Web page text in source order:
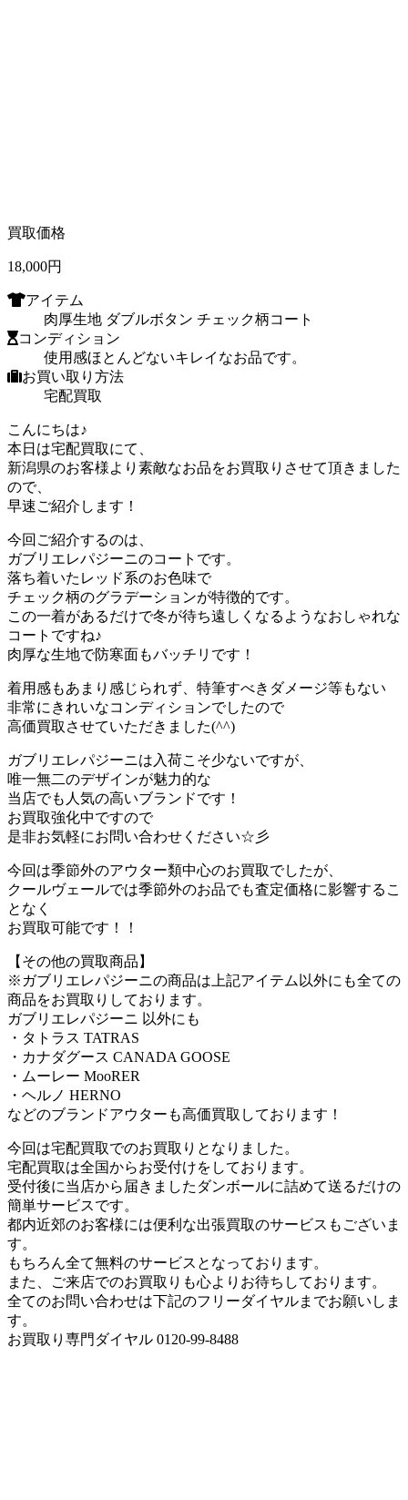
買取価格
18,000円
アイテム
肉厚生地 ダブルボタン チェック柄コート
コンディション
使用感ほとんどないキレイなお品です。
お買い取り方法
宅配買取
こんにちは♪
本日は宅配買取にて、
新潟県のお客様より素敵なお品をお買取りさせて頂きました
ので、
早速ご紹介します！
今回ご紹介するのは、
ガブリエレパジーニのコートです。
落ち着いたレッド系のお色味で
チェック柄のグラデーションが特徴的です。
この一着があるだけで冬が待ち遠しくなるようなおしゃれな
コートですね♪
肉厚な生地で防寒面もバッチリです！
着用感もあまり感じられず、特筆すべきダメージ等もない
非常にきれいなコンディションでしたので
高価買取させていただきました(^^)
ガブリエレパジーニは入荷こそ少ないですが、
唯一無二のデザインが魅力的な
当店でも人気の高いブランドです！
お買取強化中ですので
是非お気軽にお問い合わせください☆彡
今回は季節外のアウター類中心のお買取でしたが、
クールヴェールでは季節外のお品でも査定価格に影響するこ
となく
お買取可能です！！
【その他の買取商品】
※ガブリエレパジーニの商品は上記アイテム以外にも全ての
商品をお買取りしております。
ガブリエレパジーニ 以外にも
・タトラス TATRAS
・カナダグース CANADA GOOSE
・ムーレー MooRER
・ヘルノ HERNO
などのブランドアウターも高価買取しております！
今回は宅配買取でのお買取りとなりました。
宅配買取は全国からお受付けをしております。
受付後に当店から届きましたダンボールに詰めて送るだけの
簡単サービスです。
都内近郊のお客様には便利な出張買取のサービスもございま
す。
もちろん全て無料のサービスとなっております。
また、ご来店でのお買取りも心よりお待ちしております。
全てのお問い合わせは下記のフリーダイヤルまでお願いしま
す。
お買取り専門ダイヤル 0120-99-8488